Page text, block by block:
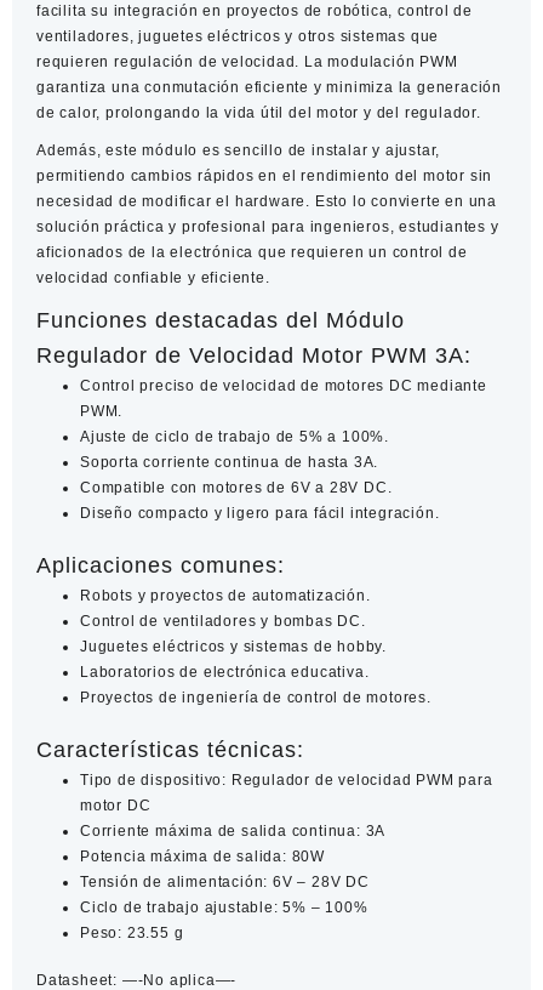
facilita su integración en proyectos de robótica, control de
ventiladores, juguetes eléctricos y otros sistemas que
requieren regulación de velocidad. La modulación PWM
garantiza una conmutación eficiente y minimiza la generación
de calor, prolongando la vida útil del motor y del regulador.
Además, este módulo es sencillo de instalar y ajustar,
permitiendo cambios rápidos en el rendimiento del motor sin
necesidad de modificar el hardware. Esto lo convierte en una
solución práctica y profesional para ingenieros, estudiantes y
aficionados de la electrónica que requieren un control de
velocidad confiable y eficiente.
Funciones destacadas del Módulo
Regulador de Velocidad Motor PWM 3A:
Control preciso de velocidad de motores DC mediante
PWM.
Ajuste de ciclo de trabajo de 5% a 100%.
Soporta corriente continua de hasta 3A.
Compatible con motores de 6V a 28V DC.
Diseño compacto y ligero para fácil integración.
Aplicaciones comunes:
Robots y proyectos de automatización.
Control de ventiladores y bombas DC.
Juguetes eléctricos y sistemas de hobby.
Laboratorios de electrónica educativa.
Proyectos de ingeniería de control de motores.
Características técnicas:
Tipo de dispositivo: Regulador de velocidad PWM para
motor DC
Corriente máxima de salida continua: 3A
Potencia máxima de salida: 80W
Tensión de alimentación: 6V – 28V DC
Ciclo de trabajo ajustable: 5% – 100%
Peso: 23.55 g
Datasheet: —-No aplica—-